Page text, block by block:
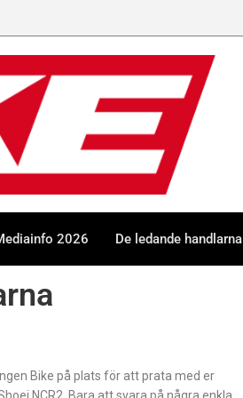
2026 De ledande handlarna
Bike på plats för att prata med er
NCR2. Bara att svara på några enkla